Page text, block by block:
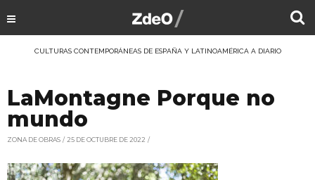
CULTURAS CONTEMPORÁNEAS DE ESPAÑA Y LATINOAMÉRICA A DIARIO
LaMontagne Porque no
mundo
ZONA DE OBRAS 25 DE OCTUBRE DE 2022